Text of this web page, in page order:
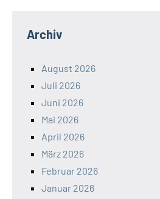
Archiv
August 2026
Juli 2026
Juni 2026
Mai 2026
April 2026
März 2026
Februar 2026
Januar 2026